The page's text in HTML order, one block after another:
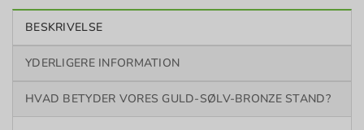
BESKRIVELSE
YDERLIGERE INFORMATION
HVAD BETYDER VORES GULD-SØLV-BRONZE STAND?